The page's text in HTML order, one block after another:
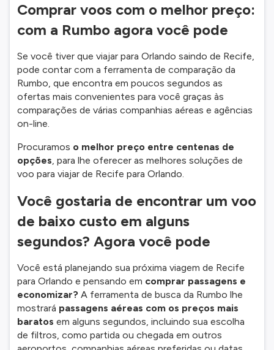
Comprar voos com o melhor preço:
com a Rumbo agora você pode
Se você tiver que viajar para Orlando saindo de Recife,
pode contar com a ferramenta de comparação da
Rumbo, que encontra em poucos segundos as
ofertas mais convenientes para você graças às
comparações de várias companhias aéreas e agências
on-line.
Procuramos o melhor preço entre centenas de
opções, para lhe oferecer as melhores soluções de
voo para viajar de Recife para Orlando.
Você gostaria de encontrar um voo
de baixo custo em alguns
segundos? Agora você pode
Você está planejando sua próxima viagem de Recife
para Orlando e pensando em comprar passagens e
economizar? A ferramenta de busca da Rumbo lhe
mostrará passagens aéreas com os preços mais
baratos em alguns segundos, incluindo sua escolha
de filtros, como partida ou chegada em outros